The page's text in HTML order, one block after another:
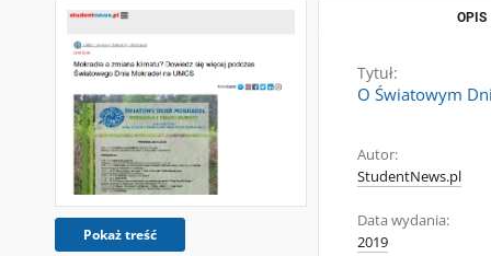
Pokaż treść
OPIS
Tytuł:
O Światowym
Autor:
StudentNews.pl
Data wydania:
2019